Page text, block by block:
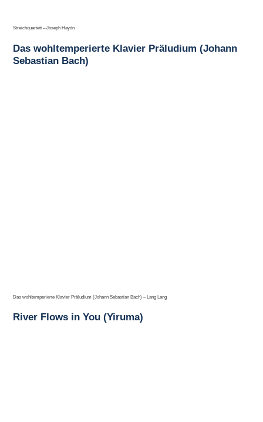
Streichquartett – Joseph Haydn
Das wohltemperierte Klavier Präludium (Johann
Sebastian Bach)
Das wohltemperierte Klavier Präludium (Johann Sebastian Bach) – Lang Lang
River Flows in You (Yiruma)